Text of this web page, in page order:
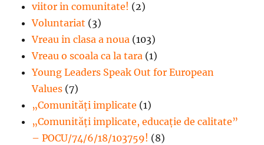
viitor in comunitate! (2)
Voluntariat (3)
Vreau in clasa a noua (103)
Vreau o scoala ca la tara (1)
Young Leaders Speak Out for European
Values (7)
„Comunități implicate (1)
„Comunități implicate, educație de calitate”
– POCU/74/6/18/103759! (8)